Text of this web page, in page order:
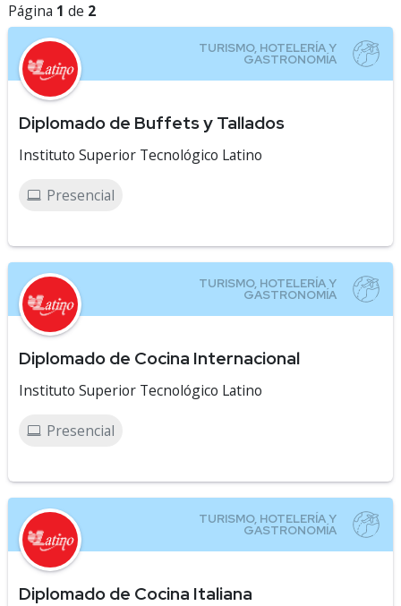
Página 1 de 2
Diplomado de Buffets y Tallados
Instituto Superior Tecnológico Latino
Presencial
Diplomado de Cocina Internacional
Instituto Superior Tecnológico Latino
Presencial
Diplomado de Cocina Italiana